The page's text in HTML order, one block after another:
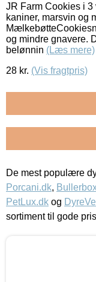
JR Farm Cookies i
kaniner, marsvin og
og mindre gnavere.
belønnin (Læs mere)
28 kr. (Vis fragtpris)
De mest populære
Porcani.dk,
PetLux.dk og
sortiment til gode